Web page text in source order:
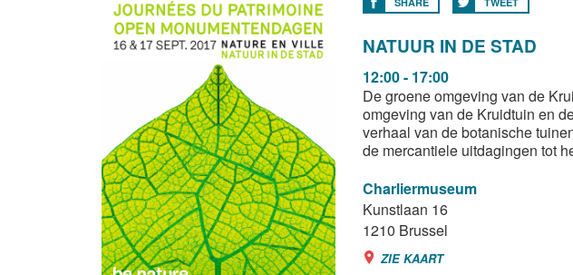
NATUUR IN DE STAD
12:00 - 17:00
De groene omgeving van de
omgeving van de Kruidtuin en
verhaal van de botanische
de mercantiele uitdagingen tot
Charliermuseum
Kunstlaan 16
1210 Brussel
ZIE KAART